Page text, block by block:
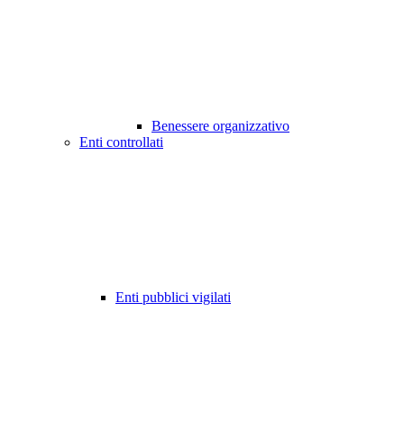
Benessere organizzativo
Enti controllati
Enti pubblici vigilati